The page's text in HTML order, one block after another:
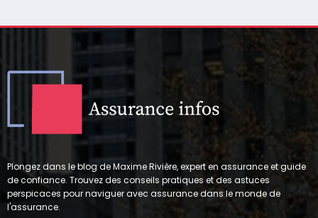
Plongez dans le blog de Maxime Rivière, expert en assurance et guide
de confiance. Trouvez des conseils pratiques et des astuces
perspicaces pour naviguer avec assurance dans le monde de
l'assurance.